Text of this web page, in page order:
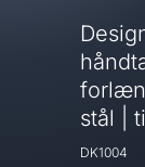
stål |
DK1004